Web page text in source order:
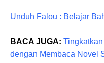
Unduh Falou : Belajar
BACA JUGA:
dengan Membaca Novel